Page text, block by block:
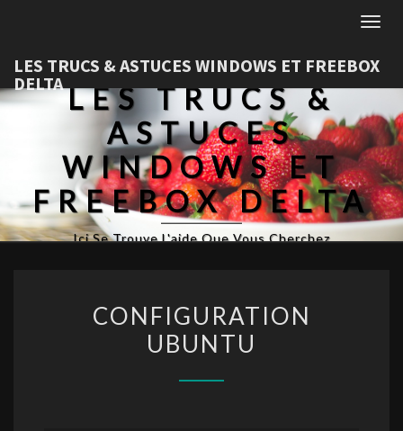
LES TRUCS & ASTUCES WINDOWS ET FREEBOX
DELTALES TRUCS &
ASTUCES
WINDOWS ET
FREEBOX DELTA
Ici Se Trouve L'aide Que Vous Cherchez
CONFIGURATION
UBUNTU